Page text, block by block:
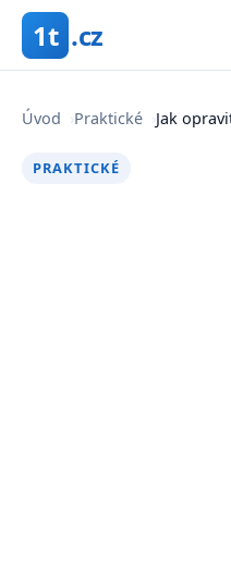
1t .cz
Úvod ›Praktické ›Jak
PRAKTICKÉ